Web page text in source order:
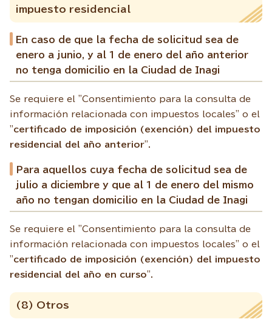
impuesto residencial
En caso de que la fecha de solicitud sea de
enero a junio, y al 1 de enero del año anterior
no tenga domicilio en la Ciudad de Inagi
Se requiere el "Consentimiento para la consulta de
información relacionada con impuestos locales" o el
"certificado de imposición (exención) del impuesto
residencial del año anterior".
Para aquellos cuya fecha de solicitud sea de
julio a diciembre y que al 1 de enero del mismo
año no tengan domicilio en la Ciudad de Inagi
Se requiere el "Consentimiento para la consulta de
información relacionada con impuestos locales" o el
"certificado de imposición (exención) del impuesto
residencial del año en curso".
(8) Otros